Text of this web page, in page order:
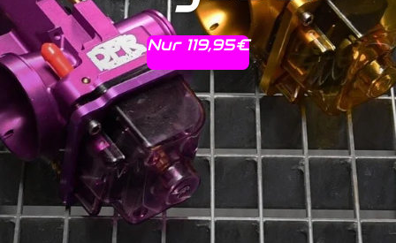
Nur 119,95€
Hier gehts zum Artikel